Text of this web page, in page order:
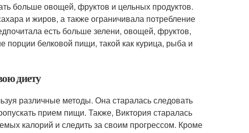
больше овощей, фруктов и цельных продуктов.
и жиров, а также ограничивала потребление
есть больше зелени, овощей, фруктов,
порции белковой пищи, такой как курица, рыба и
диету
различные методы. Она старалась следовать
прием пищи. Также, Виктория старалась
калорий и следить за своим прогрессом. Кроме